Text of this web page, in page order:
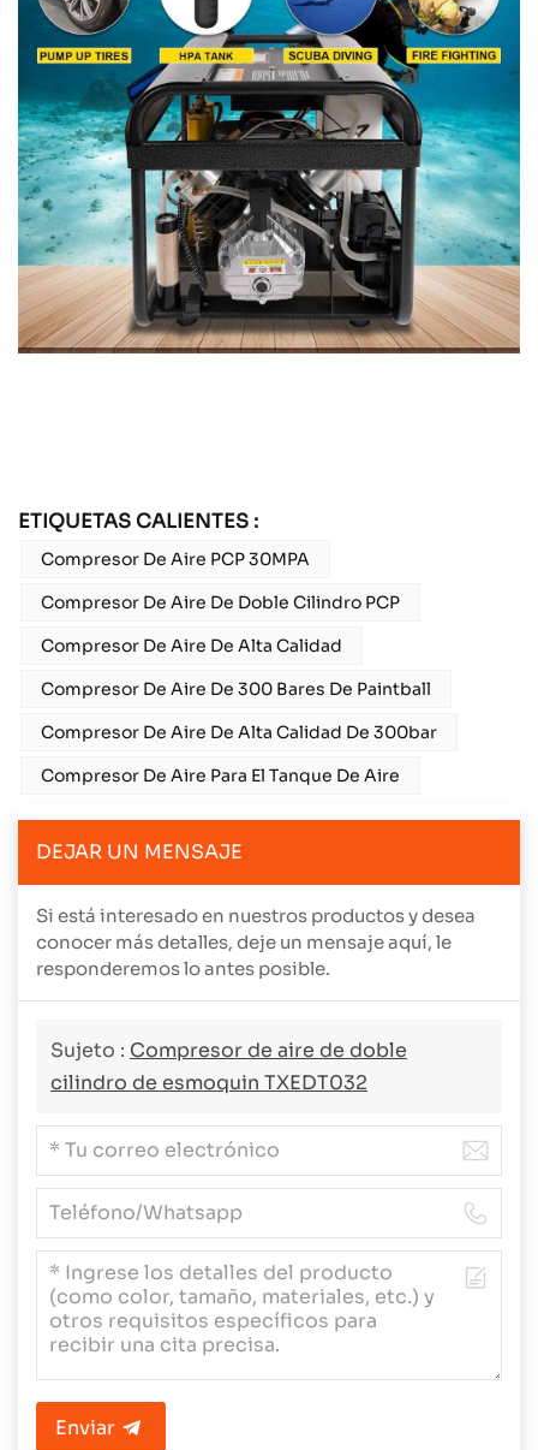
ETIQUETAS CALIENTES :
Compresor De Aire PCP 30MPA
Compresor De Aire De Doble Cilindro PCP
Compresor De Aire De Alta Calidad
Compresor De Aire De 300 Bares De Paintball
Compresor De Aire De Alta Calidad De 300bar
Compresor De Aire Para El Tanque De Aire
DEJAR UN MENSAJE
Si está interesado en nuestros productos y desea
conocer más detalles, deje un mensaje aquí, le
responderemos lo antes posible.
Sujeto : Compresor de aire de doble
cilindro de esmoquin TXEDT032
Enviar